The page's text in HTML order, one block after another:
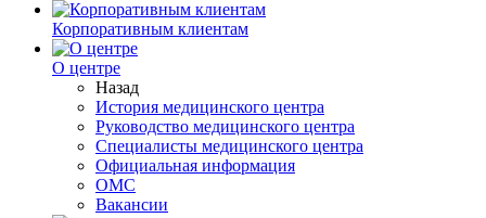
Корпоративным клиентам
О центре
Назад
История медицинского центра
Руководство медицинского центра
Специалисты медицинского центра
Официальная информация
ОМС
Вакансии